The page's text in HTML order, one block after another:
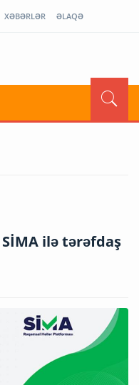
XƏBƏRLƏR ƏLAQƏ
ilə tərəfdaş